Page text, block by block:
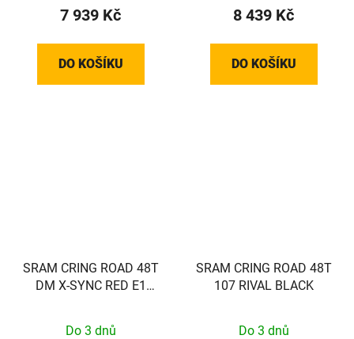
7 939 Kč
DO KOŠÍKU
8 439 Kč
DO KOŠÍKU
SRAM CRING ROAD 48T
DM X-SYNC RED E1
Do 3 dnů
SRAM CRING ROAD 48T
107 RIVAL BLACK
Do 3 dnů